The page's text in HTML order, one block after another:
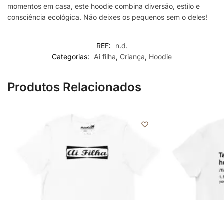
momentos em casa, este hoodie combina diversão, estilo e
consciência ecológica. Não deixes os pequenos sem o deles!
REF:
n.d.
Categorias:
Ai filha, Criança, Hoodie
Produtos Relacionados